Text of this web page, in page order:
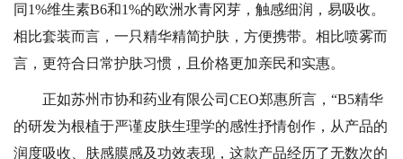
同1%维生素B6和1%的欧洲水青冈芽，触感细润，易吸收。
相比套装而言，一只精华精简护肤，方便携带。相比喷雾而
言，更符合日常护肤习惯，且价格更加亲民和实惠。
正如苏州市协和药业有限公司 CEO郑惠所言， “B5精华
的研发为根植于严谨皮肤生理学的感性抒情创作 ， 从产品的
润度吸收、肤感膜感及功效表现，这款产品经历了无数次的